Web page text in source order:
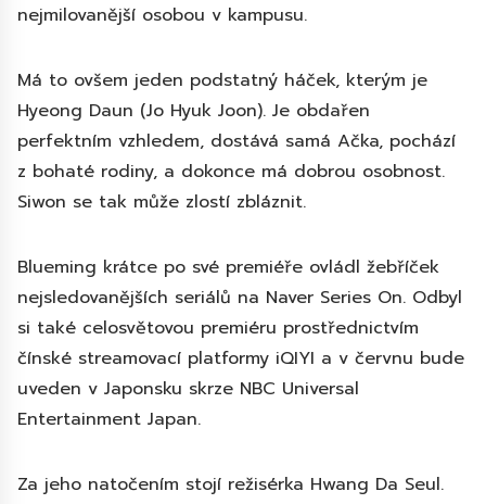
nejmilovanější osobou v kampusu.
Má to ovšem jeden podstatný háček, kterým je
Hyeong Daun (Jo Hyuk Joon). Je obdařen
perfektním vzhledem, dostává samá Ačka, pochází
z bohaté rodiny, a dokonce má dobrou osobnost.
Siwon se tak může zlostí zbláznit.
Blueming krátce po své premiéře ovládl žebříček
nejsledovanějších seriálů na Naver Series On. Odbyl
si také celosvětovou premiéru prostřednictvím
čínské streamovací platformy iQIYI a v červnu bude
uveden v Japonsku skrze NBC Universal
Entertainment Japan.
Za jeho natočením stojí režisérka Hwang Da Seul.